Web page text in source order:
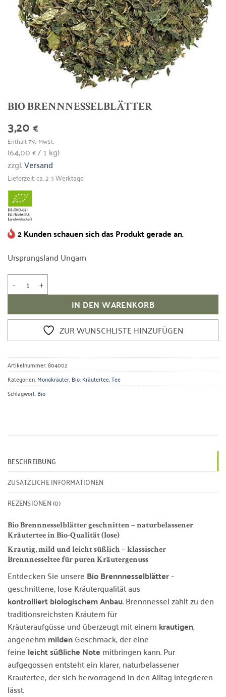
BIO BRENNNESSELBLÄTTER
3,20 €
Enthält 7% MwSt.
(64,00 €/ 1 kg)
zzgl.Versand
Lieferzeit: ca. 2-3 Werktage
2 Kunden schauen sich das Produkt gerade an.
Ursprungsland Ungarn
Bio Brennnesselblätter Menge
IN DEN WARENKORB
ZUR WUNSCHLISTE HINZUFÜGEN
Artikelnummer:804002
Kategorien:Monokräuter,Bio,Kräutertee,Tee
Schlagwort:Bio
BESCHREIBUNG
ZUSÄTZLICHE INFORMATIONEN
REZENSIONEN (0)
Bio Brennnesselblätter geschnitten – naturbelassener
Kräutertee in Bio-Qualität (lose)
Krautig, mild und leicht süßlich – klassischer
Brennnesseltee für puren Kräutergenuss
Entdecken Sie unsere Bio Brennnesselblätter–
geschnittene, lose Kräuterqualität aus
kontrolliert biologischem Anbau. Brennnessel zählt zu den
traditionsreichsten Kräutern für
Kräuteraufgüsse und überzeugt mit einem krautigen,
angenehm mildenGeschmack, der eine
feine leicht süßliche Note mitbringen kann. Pur
aufgegossen entsteht ein klarer, naturbelassener
Kräutertee, der sich hervorragend in den Alltag integrieren
lässt.